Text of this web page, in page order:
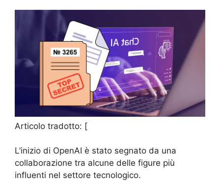
Articolo tradotto: [
L’inizio di OpenAI è stato segnato da una
collaborazione tra alcune delle figure più
influenti nel settore tecnologico.